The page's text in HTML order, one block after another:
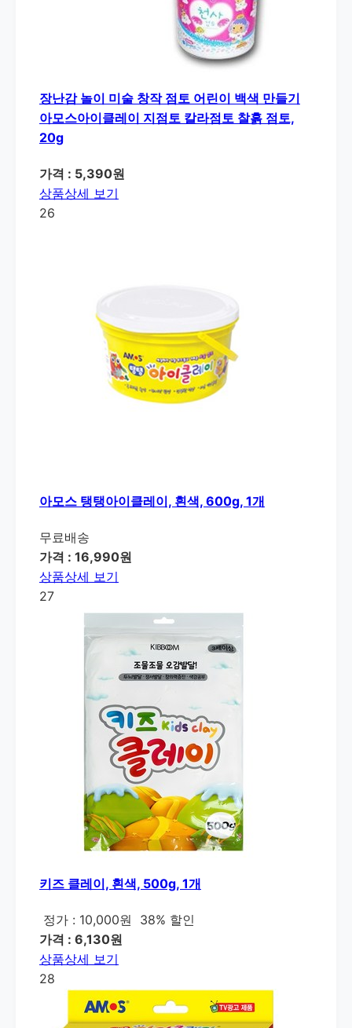
장난감 놀이 미술 창작 점토 어린이 백색 만들기
아모스아이클레이 지점토 칼라점토 찰흙 점토,
20g
가격 : 5,390원
상품상세 보기
26
아모스 탱탱아이클레이, 흰색, 600g, 1개
무료배송
가격 : 16,990원
상품상세 보기
27
키즈 클레이, 흰색, 500g, 1개
정가 : 10,000원
38% 할인
가격 : 6,130원
상품상세 보기
28